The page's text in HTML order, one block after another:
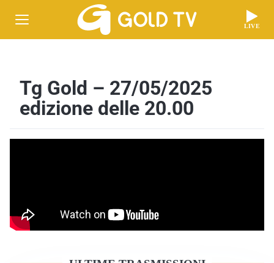
LIVE
Tg Gold – 27/05/2025
edizione delle 20.00